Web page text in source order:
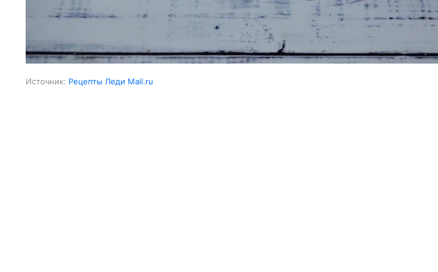
Источник: Рецепты Леди Mail.ru